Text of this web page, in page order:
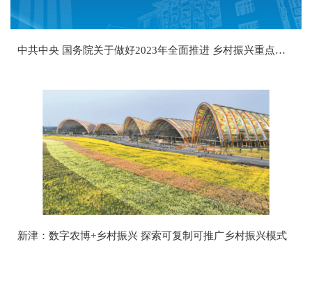
中共中央 国务院关于做好2023年全面推进 乡村振兴重点工作的意见
新津：数字农博+乡村振兴 探索可复制可推广乡村振兴模式